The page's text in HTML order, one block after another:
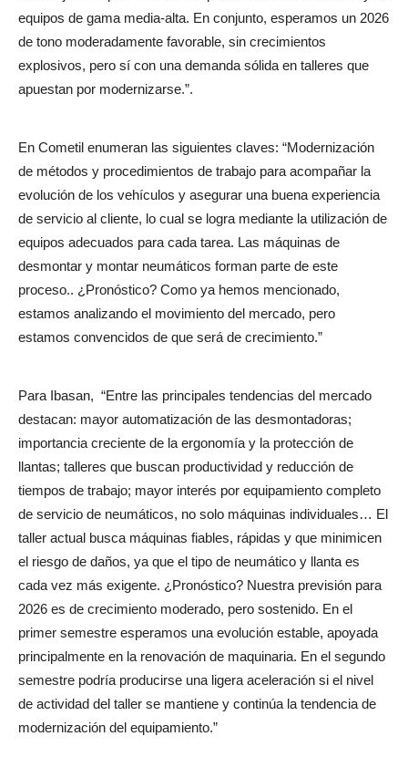
equipos de gama media-alta. En conjunto, esperamos un 2026
de tono moderadamente favorable, sin crecimientos
explosivos, pero sí con una demanda sólida en talleres que
apuestan por modernizarse.”.
En Cometil enumeran las siguientes claves: “Modernización
de métodos y procedimientos de trabajo para acompañar la
evolución de los vehículos y asegurar una buena experiencia
de servicio al cliente, lo cual se logra mediante la utilización de
equipos adecuados para cada tarea. Las máquinas de
desmontar y montar neumáticos forman parte de este
proceso.. ¿Pronóstico? Como ya hemos mencionado,
estamos analizando el movimiento del mercado, pero
estamos convencidos de que será de crecimiento.”
Para Ibasan, “Entre las principales tendencias del mercado
destacan: mayor automatización de las desmontadoras;
importancia creciente de la ergonomía y la protección de
llantas; talleres que buscan productividad y reducción de
tiempos de trabajo; mayor interés por equipamiento completo
de servicio de neumáticos, no solo máquinas individuales… El
taller actual busca máquinas fiables, rápidas y que minimicen
el riesgo de daños, ya que el tipo de neumático y llanta es
cada vez más exigente. ¿Pronóstico? Nuestra previsión para
2026 es de crecimiento moderado, pero sostenido. En el
primer semestre esperamos una evolución estable, apoyada
principalmente en la renovación de maquinaria. En el segundo
semestre podría producirse una ligera aceleración si el nivel
de actividad del taller se mantiene y continúa la tendencia de
modernización del equipamiento.”